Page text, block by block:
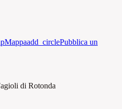
Mappaadd_circlePubblica un
di Rotonda